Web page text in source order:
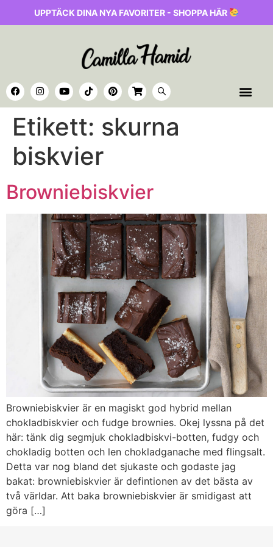
UPPTÄCK DINA NYA FAVORITER - SHOPPA HÄR
Etikett: skurna
biskvier
Browniebiskvier
Browniebiskvier är en magiskt god hybrid mellan
chokladbiskvier och fudge brownies. Okej lyssna på det
här: tänk dig segmjuk chokladbiskvi-botten, fudgy och
chokladig botten och len chokladganache med flingsalt.
Detta var nog bland det sjukaste och godaste jag
bakat: browniebiskvier är defintionen av det bästa av
två världar. Att baka browniebiskvier är smidigast att
göra […]